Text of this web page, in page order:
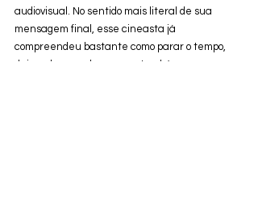
audiovisual. No sentido mais literal de sua
mensagem final, esse cineasta já
compreendeu bastante como parar o tempo,
deixando suas obras, mas, também, uma